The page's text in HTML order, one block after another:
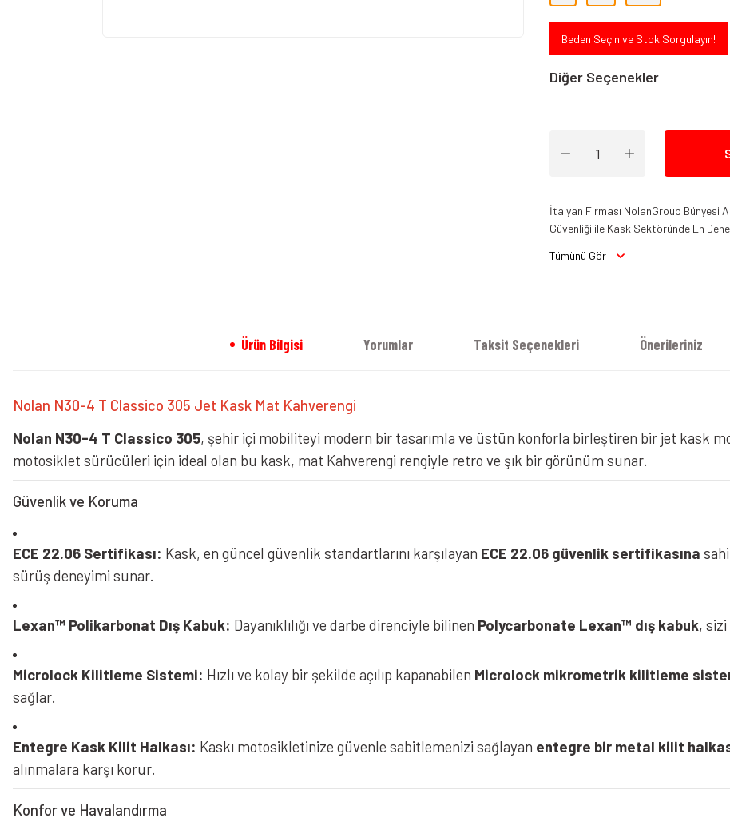
Beden Seçin ve Stok Sorgulayın!
Diğer Seçenekler
NOLAN N30-4 T Classico Nobile 317
İtalyan Firması NolanGroup Bünyesi
Güvenliği ile Kask Sektöründe En
Tümünü Gör
Ürün Bilgisi Yorumlar Taksit Seçenekleri Önerileriniz
Nolan N30-4 T Classico 305 Jet Kask Mat Kahverengi
Nolan N30-4 T Classico 305, şehir içi mobiliteyi modern bir tasarımla ve üstün konforla birleştiren bir jet kask
motosiklet sürücüleri için ideal olan bu kask, mat Kahverengi rengiyle retro ve şık bir görünüm sunar.
Güvenlik ve Koruma
ECE 22.06 Sertifikası: Kask, en güncel güvenlik standartlarını karşılayan ECE 22.06 güvenlik sertifikasına
sürüş deneyimi sunar.
Lexan™ Polikarbonat Dış Kabuk: Dayanıklılığı ve darbe direnciyle bilinen Polycarbonate Lexan™ dış kabuk, sizi
Microlock Kilitleme Sistemi: Hızlı ve kolay bir şekilde açılıp kapanabilen Microlock mikrometrik kilitleme
sağlar.
Entegre Kask Kilit Halkası: Kaskı motosikletinize güvenle sabitlemenizi sağlayan entegre bir metal kilit
alınmalara karşı korur.
Konfor ve Havalandırma